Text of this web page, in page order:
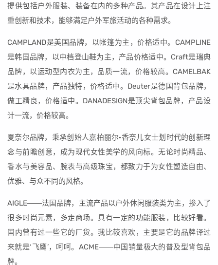
提供包括户外服装、装备在内的多种产品。其产品在设计上注
重创新和技术，能够满足户外军旅活动的各种需求。
CAMPLAND是美国品牌，以帐篷为主，价格适中。CAMPLINE
是韩国品牌，以中档登山鞋为主，产品价格适中。Craft是瑞典
品牌，以运动型内衣为主，品质一流，价格较高。CAMELBAK
是水具品牌，产品独特，价格适中。Deuter是德国背包品牌，
做工精良，价格适中。DANADESIGN是顶尖背包品牌，产品设
计一流，价格较高。
夏奈尔品牌，秉承创始人嘉柏丽尔·香奈儿女士划时代的创新理
念与前瞻创意，成为现代女性美学的风向标。无论时尚精品、
香水与美容品、腕表与高级珠宝，都致力于为女性塑造自由、
优雅、与众不同的风格。
AIGLE――法国品牌，主流产品以户外休闲服装类为主，掺入了
很多时尚元素，多走商场。具有一定的功能服装，比较好看。
国内曾有过一些它的厂货。我比较喜欢，主要是它的品牌译过
来就是‘飞鹰’，呵呵。ACME――中国销量极大的普及型背包品
牌。